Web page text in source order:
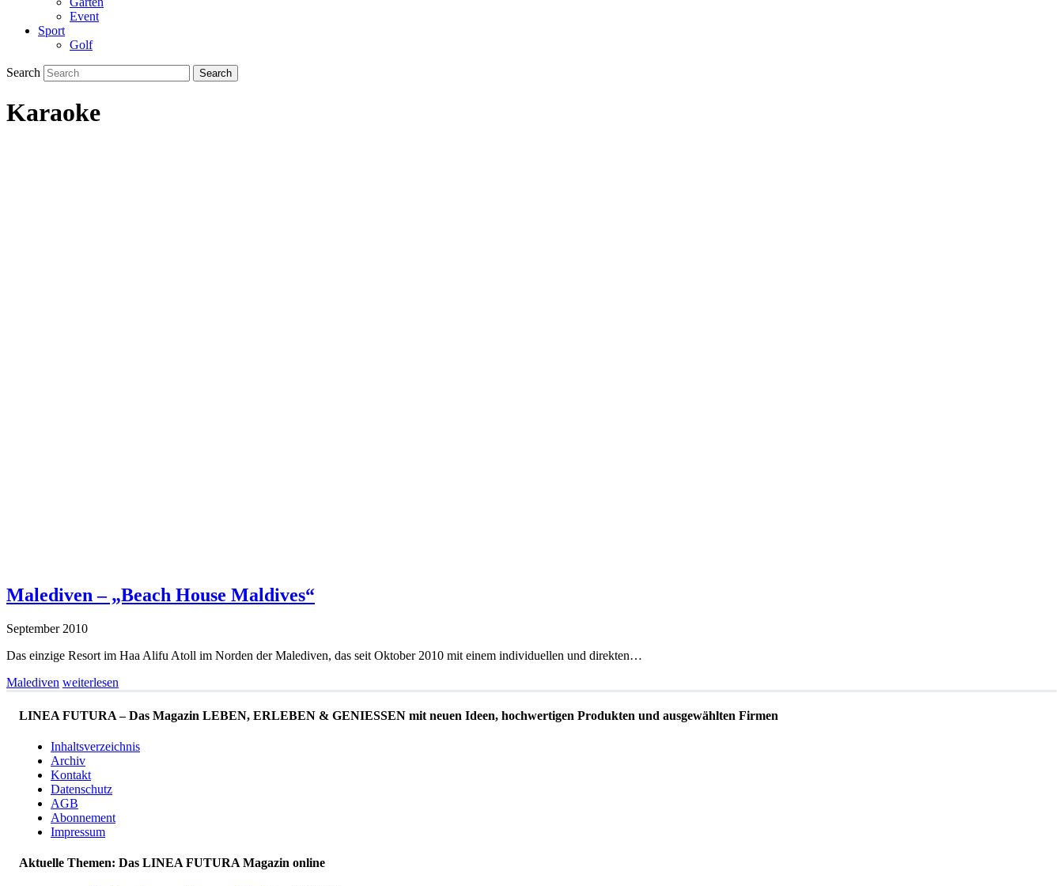
Event
Sport
Golf
Search
Karaoke
Malediven – „Beach House Maldives“
September 2010
Das einzige Resort im Haa Alifu Atoll im Norden der Malediven, das seit Oktober 2010 mit einem individuellen und direkten…
Malediven weiterlesen
LINEA FUTURA – Das Magazin LEBEN, ERLEBEN & GENIESSEN mit neuen Ideen, hochwertigen Produkten und ausgewählten Firmen
Inhaltsverzeichnis
Archiv
Kontakt
Datenschutz
AGB
Abonnement
Impressum
Aktuelle Themen: Das LINEA FUTURA Magazin online